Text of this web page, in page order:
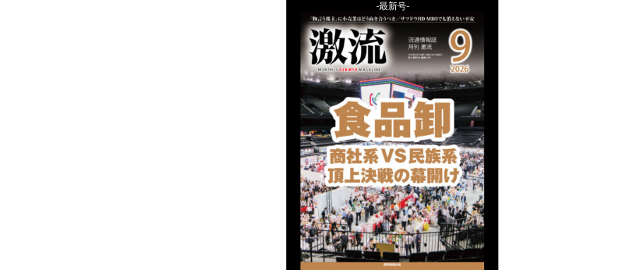
-最新号-